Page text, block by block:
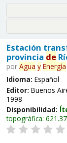
Estación
provincia de
por Agua y Energía
Idioma: Español
Editor: Buenos
1998
Disponibilidad:
topográfica: